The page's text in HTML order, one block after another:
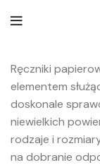
Ręczniki
elementem
doskonale
niewielkich
rodzaje i
na dobranie